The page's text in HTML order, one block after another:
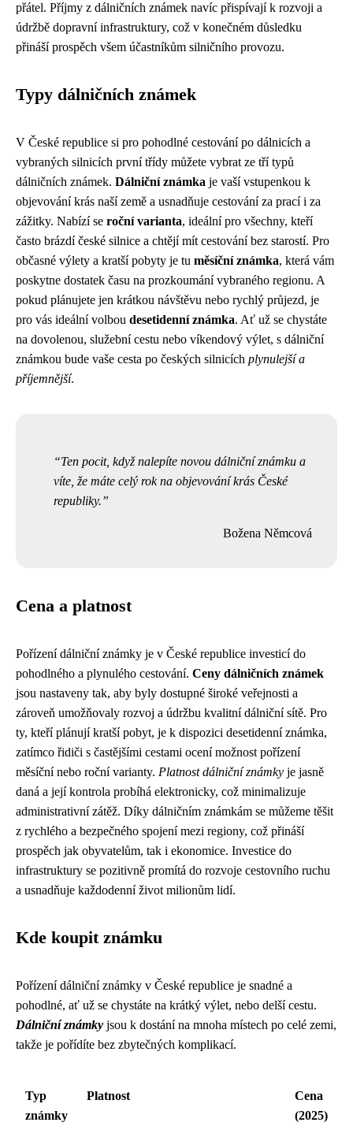
přátel. Příjmy z dálničních známek navíc přispívají k rozvoji a
údržbě dopravní infrastruktury, což v konečném důsledku
přináší prospěch všem účastníkům silničního provozu.
Typy dálničních známek
V České republice si pro pohodlné cestování po dálnicích a
vybraných silnicích první třídy můžete vybrat ze tří typů
dálničních známek. Dálniční známka je vaší vstupenkou k
objevování krás naší země a usnadňuje cestování za prací i za
zážitky. Nabízí se roční varianta, ideální pro všechny, kteří
často brázdí české silnice a chtějí mít cestování bez starostí. Pro
občasné výlety a kratší pobyty je tu měsíční známka, která vám
poskytne dostatek času na prozkoumání vybraného regionu. A
pokud plánujete jen krátkou návštěvu nebo rychlý průjezd, je
pro vás ideální volbou desetidenní známka. Ať už se chystáte
na dovolenou, služební cestu nebo víkendový výlet, s dálniční
známkou bude vaše cesta po českých silnicích plynulejší a
příjemnější.
Ten pocit, když nalepíte novou dálniční známku a
víte, že máte celý rok na objevování krás České
republiky.
Božena Němcová
Cena a platnost
Pořízení dálniční známky je v České republice investicí do
pohodlného a plynulého cestování. Ceny dálničních známek
jsou nastaveny tak, aby byly dostupné široké veřejnosti a
zároveň umožňovaly rozvoj a údržbu kvalitní dálniční sítě. Pro
ty, kteří plánují kratší pobyt, je k dispozici desetidenní známka,
zatímco řidiči s častějšími cestami ocení možnost pořízení
měsíční nebo roční varianty. Platnost dálniční známky je jasně
daná a její kontrola probíhá elektronicky, což minimalizuje
administrativní zátěž. Díky dálničním známkám se můžeme těšit
z rychlého a bezpečného spojení mezi regiony, což přináší
prospěch jak obyvatelům, tak i ekonomice. Investice do
infrastruktury se pozitivně promítá do rozvoje cestovního ruchu
a usnadňuje každodenní život milionům lidí.
Kde koupit známku
Pořízení dálniční známky v České republice je snadné a
pohodlné, ať už se chystáte na krátký výlet, nebo delší cestu.
Dálniční známky jsou k dostání na mnoha místech po celé zemi,
takže je pořídíte bez zbytečných komplikací.
Typ
známky
Platnost
Cena
(2025)